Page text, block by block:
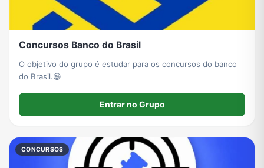
Concursos Banco do Brasil
O objetivo do grupo é estudar para os concursos do banco
do Brasil.😃
Entrar no Grupo
CONCURSOS